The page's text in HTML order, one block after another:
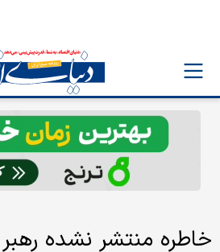
خاطره منتشر نشده رهبر